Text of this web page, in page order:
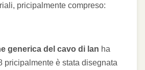
pricipalmente compreso:
generica del cavo di lan ha
pricipalmente è stata disegnata